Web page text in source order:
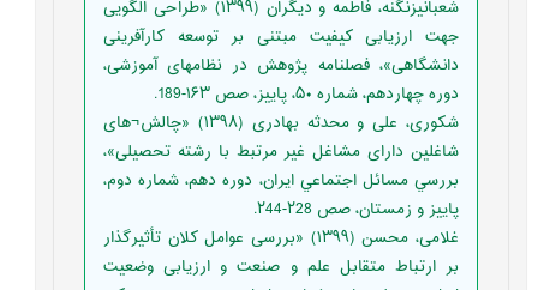
شعبانی‏زنگنه، فاطمه و دیگران (۱۳۹۹) «طراحی الگویی
جهت ارزیابی کیفیت مبتنی بر توسعه کارآفرینی
دانشگاهی»، فصلنامه پژوهش در نظام‏های آموزشی،
دوره چهاردهم، شماره ۵۰، پاییز، صص ۱۶۳-189.
شکوری، علی و محدثه بهادری (۱۳۹۸) «چالش¬های
شاغلین دارای مشاغل غیر مرتبط با رشته تحصیلی»،
بررسي مسائل اجتماعي ايران، دوره دهم، شماره دوم،
پايیز و زمستان، صص ۲28-۲44.
غلامی، محسن (۱۳۹۹) «بررسی عوامل کلان تأثیرگذار
بر ارتباط متقابل علم و صنعت و ارزیابی وضعیت